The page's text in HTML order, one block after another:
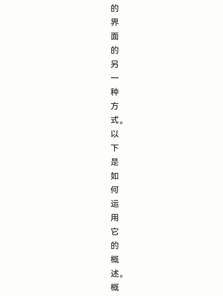
的
界
面
的
另
一
种
方
式。
以
下
是
如
何
运
用
它
的
概
述。
概